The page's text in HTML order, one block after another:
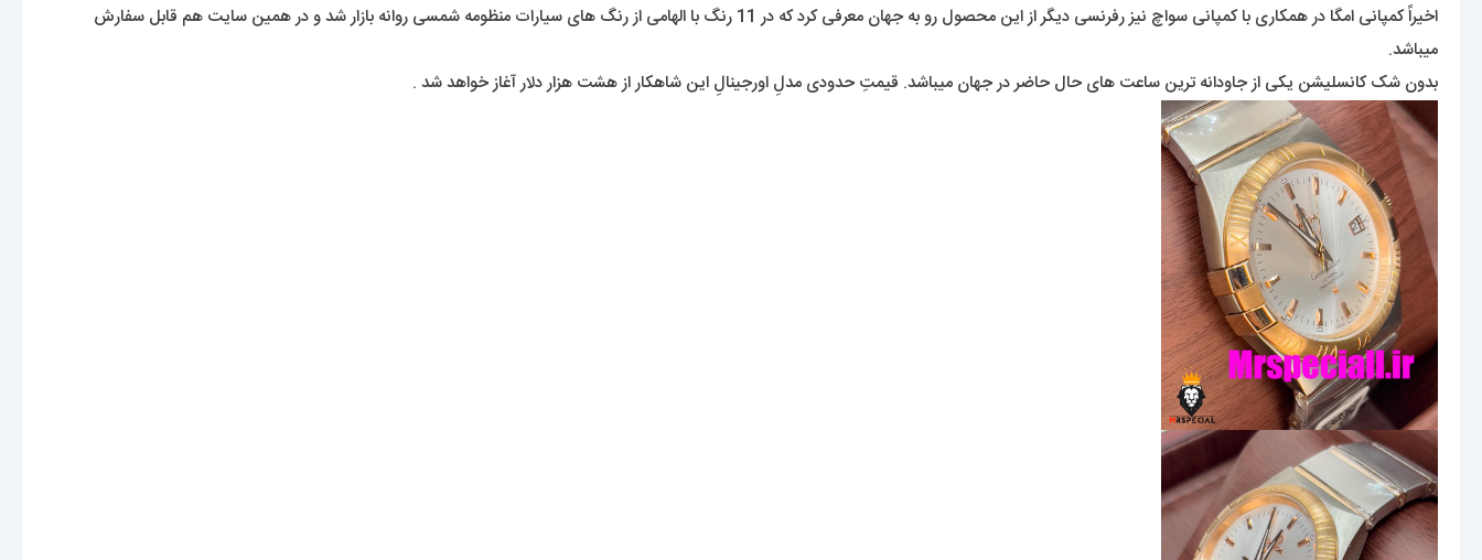
اخیراً کمپانی امگا در همکاری با کمپانی سواچ نیز رفرنسی دیگر از این محصول رو به جهان معرفی کرد که در 11 رنگ با الهامی از رنگ های سیارات منظومه شمسی روانه بازار شد و در همین سایت هم قابل سفارش
میباشد.
بدون شک کانسلیشن یکی از جاودانه ترین ساعت های حال حاضر در جهان میباشد. قیمتِ حدودی مدلِ اورجینالِ این شاهکار از هشت هزار دلار آغاز خواهد شد .